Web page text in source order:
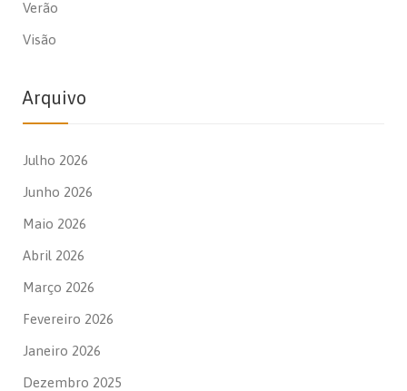
Verão
Visão
Arquivo
Julho 2026
Junho 2026
Maio 2026
Abril 2026
Março 2026
Fevereiro 2026
Janeiro 2026
Dezembro 2025